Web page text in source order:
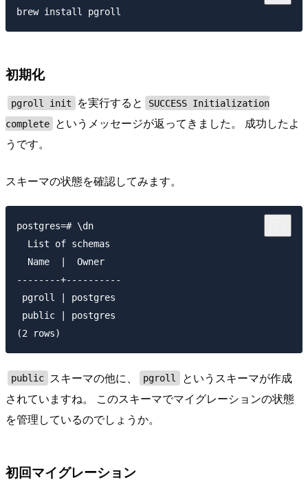
初期化
pgroll init を実行すると
SUCCESS Initialization
complete
というメッセージが返ってきました。 成功したよ
うです。
スキーマの状態を確認してみます。
postgres=# \dn
  List of schemas
  Name  |  Owner
--------+----------
pgroll | postgres
public | postgres
public スキーマの他に、 pgroll
というスキーマが作成
されていますね。 このスキーマでマイグレーションの状態
を管理しているのでしょうか。
初回マイグレーション